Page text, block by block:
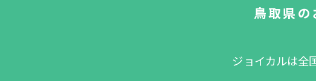
鳥取県
ジョイカルは全